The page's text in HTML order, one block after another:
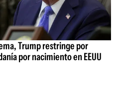
Trump restringe por
por nacimiento en EEUU